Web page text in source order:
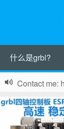
什么是grbl?
Contact me: